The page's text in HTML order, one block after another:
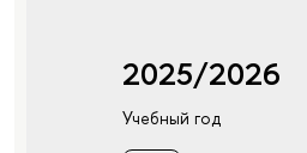
2025/2026
Учебный год